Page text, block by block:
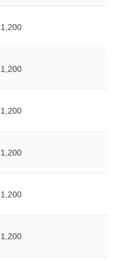
1,200
1,200
1,200
1,200
1,200
1,200